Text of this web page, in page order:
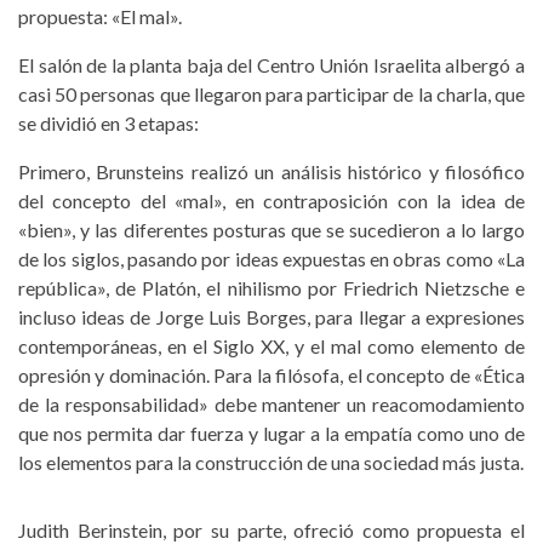
propuesta: «El mal».
El salón de la planta baja del Centro Unión Israelita albergó a
casi 50 personas que llegaron para participar de la charla, que
se dividió en 3 etapas:
Primero, Brunsteins realizó un análisis histórico y filosófico
del concepto del «mal», en contraposición con la idea de
«bien», y las diferentes posturas que se sucedieron a lo largo
de los siglos, pasando por ideas expuestas en obras como «La
república», de Platón, el nihilismo por Friedrich Nietzsche e
incluso ideas de Jorge Luis Borges, para llegar a expresiones
contemporáneas, en el Siglo XX, y el mal como elemento de
opresión y dominación. Para la filósofa, el concepto de «Ética
de la responsabilidad» debe mantener un reacomodamiento
que nos permita dar fuerza y lugar a la empatía como uno de
los elementos para la construcción de una sociedad más justa.
Judith Berinstein, por su parte, ofreció como propuesta el